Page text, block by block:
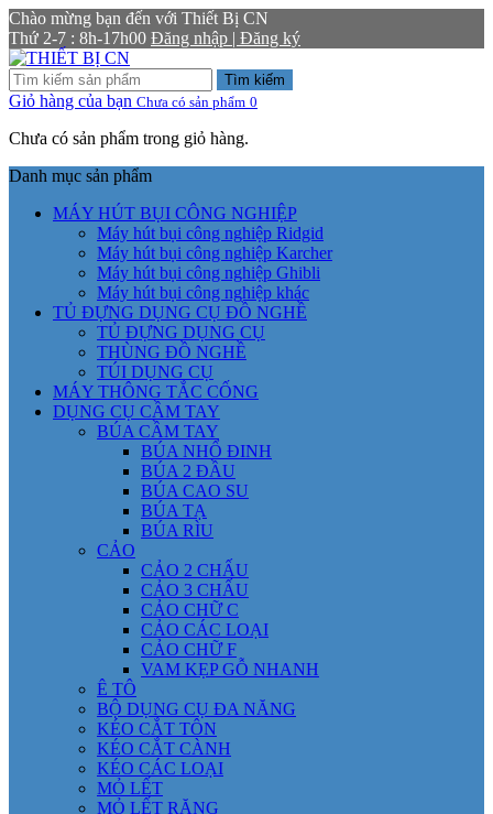
Chào mừng bạn đến với Thiết Bị CN
Thứ 2-7 : 8h-17h00 Đăng nhập | Đăng ký
Tìm kiếm
Giỏ hàng của bạn Chưa có sản phẩm 0
Chưa có sản phẩm trong giỏ hàng.
Danh mục sản phẩm
MÁY HÚT BỤI CÔNG NGHIỆP
Máy hút bụi công nghiệp Ridgid
Máy hút bụi công nghiệp Karcher
Máy hút bụi công nghiệp Ghibli
Máy hút bụi công nghiệp khác
TỦ ĐỰNG DỤNG CỤ ĐỒ NGHỀ
TỦ ĐỰNG DỤNG CỤ
THÙNG ĐỒ NGHỀ
TÚI DỤNG CỤ
MÁY THÔNG TẮC CỐNG
DỤNG CỤ CẦM TAY
BÚA CẦM TAY
BÚA NHỔ ĐINH
BÚA 2 ĐẦU
BÚA CAO SU
BÚA TẠ
BÚA RÌU
CẢO
CẢO 2 CHẤU
CẢO 3 CHẤU
CẢO CHỮ C
CẢO CÁC LOẠI
CẢO CHỮ F
VAM KẸP GỖ NHANH
Ê TÔ
BỘ DỤNG CỤ ĐA NĂNG
KÉO CẮT TÔN
KÉO CẮT CÀNH
KÉO CÁC LOẠI
MỎ LẾT
MỎ LẾT RĂNG